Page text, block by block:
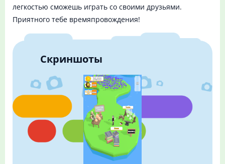
легкостью сможешь играть со своими друзьями.
Приятного тебе времяпровождения!
Скриншоты